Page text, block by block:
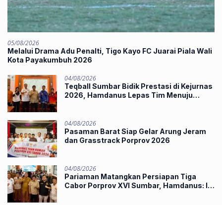
05/08/2026
Melalui Drama Adu Penalti, Tigo Kayo FC Juarai Piala Wali
Kota Payakumbuh 2026
04/08/2026
Teqball Sumbar Bidik Prestasi di Kejurnas
2026, Hamdanus Lepas Tim Menuju
04/08/2026
Pasaman Barat Siap Gelar Arung Jeram
dan Grasstrack Porprov 2026
04/08/2026
Pariaman Matangkan Persiapan Tiga
Cabor Porprov XVI Sumbar, Hamdanus: Ini